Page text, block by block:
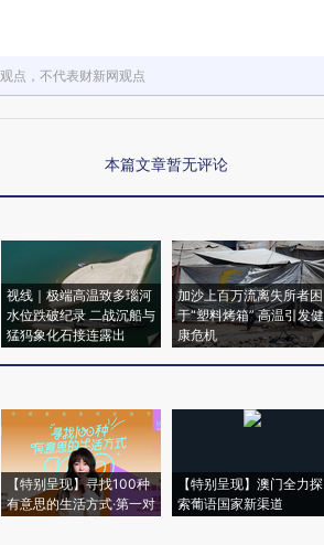
点，不代表财新网观点
本篇文章暂无评论
视线｜极端高温致多瑙河
水位跌破纪录 二战沉船与
猛犸象化石接连露出
加沙上百万流离失所者困
于“塑料烤箱” 高温引发健
康危机
【特别呈现】寻找100种
有意思的生活方式·第一对
【特别呈现】澳门全力探
索葡语国家新渠道